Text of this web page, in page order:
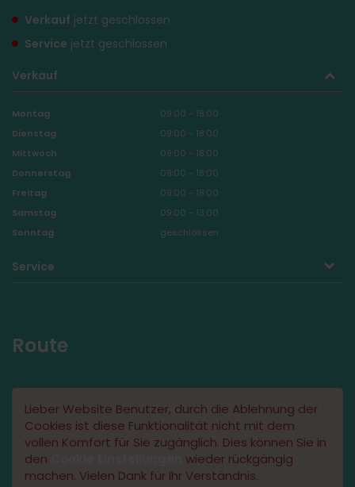
Verkauf jetzt geschlossen
Service jetzt geschlossen
Verkauf
Montag
09:00 - 18:00
Dienstag
09:00 - 18:00
Mittwoch
09:00 - 18:00
Donnerstag
09:00 - 18:00
Freitag
09:00 - 18:00
Samstag
09:00 - 13:00
Sonntag
geschlossen
Service
Route
Lieber Website Benutzer, durch die Ablehnung der
Cookies ist diese Funktionalität nicht mit dem
vollen Komfort für Sie zugänglich. Dies können Sie in
den
wieder rückgängig
machen. Vielen Dank für Ihr Verständnis.